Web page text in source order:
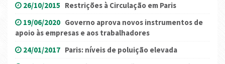
26/10/2015 Restrições à Circulação em Paris
19/06/2020 Governo aprova novos instrumentos de
apoio às empresas e aos trabalhadores
24/01/2017 Paris: níveis de poluição elevada